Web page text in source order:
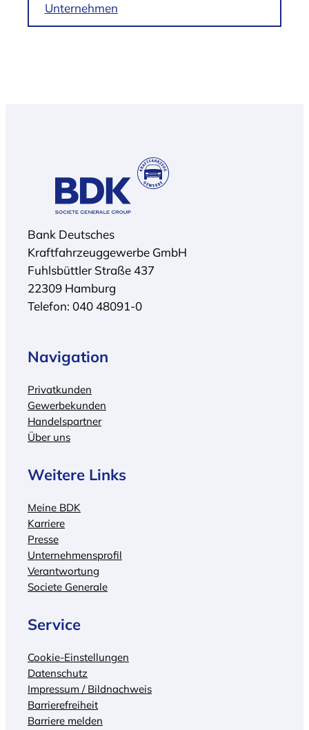
Unternehmen
Bank Deutsches
Kraftfahrzeuggewerbe GmbH
Fuhlsbüttler Straße 437
22309 Hamburg
Telefon: 040 48091-0
Navigation
Privatkunden
Gewerbekunden
Handelspartner
Über uns
Weitere Links
Meine BDK
Karriere
Presse
Unternehmensprofil
Verantwortung
Societe Generale
Service
Cookie-Einstellungen
Datenschutz
Impressum / Bildnachweis
Barrierefreiheit
Barriere melden